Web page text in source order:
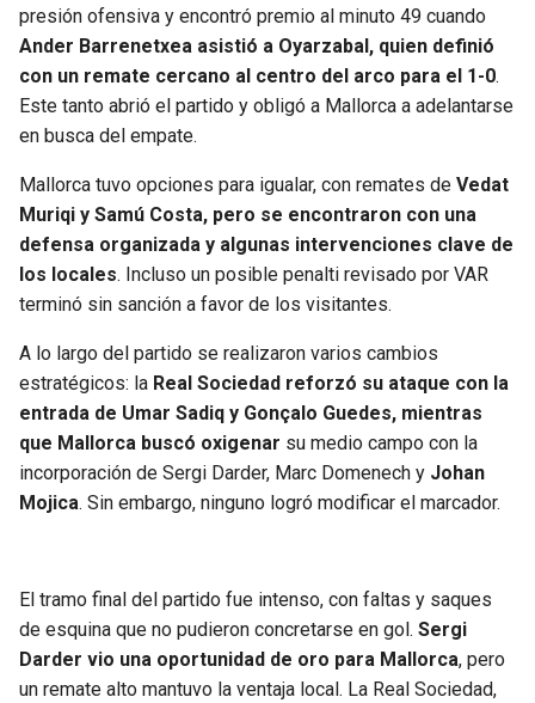
BUCCANEERS
presión ofensiva y encontró premio al minuto 49 cuando
Ander Barrenetxea asistió a Oyarzabal, quien definió
con un remate cercano al centro del arco para el 1-0.
Este tanto abrió el partido y obligó a Mallorca a adelantarse
en busca del empate.
Mallorca tuvo opciones para igualar, con remates de Vedat
Muriqi y Samú Costa, pero se encontraron con una
defensa organizada y algunas intervenciones clave de
los locales. Incluso un posible penalti revisado por VAR
terminó sin sanción a favor de los visitantes.
A lo largo del partido se realizaron varios cambios
estratégicos: la Real Sociedad reforzó su ataque con la
entrada de Umar Sadiq y Gonçalo Guedes, mientras
que Mallorca buscó oxigenar su medio campo con la
incorporación de Sergi Darder, Marc Domenech y Johan
Mojica. Sin embargo, ninguno logró modificar el marcador.
El tramo final del partido fue intenso, con faltas y saques
de esquina que no pudieron concretarse en gol. Sergi
Darder vio una oportunidad de oro para Mallorca, pero
un remate alto mantuvo la ventaja local. La Real Sociedad,